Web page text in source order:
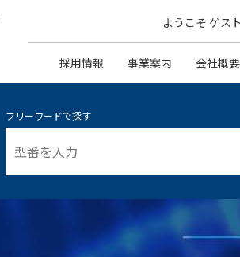
ようこそ ゲス
採用情報 事業案内 会社概要
フリーワードで探す